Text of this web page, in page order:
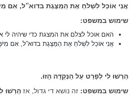
אֲנִי אוֹכֵל לִשְׁלֹחַ אֶת הַמַּצֶּגֶת בדוא”ל, אִם
שימוש במשפט:
האם אוכל לצלם את המצגת כדי שיהיה לי
אֲנִי אוֹכֵל לִשְׁלֹחַ אֶת הַמַּצֶּגֶת בדוא”ל, אִם
הַרְשׁוּ לִי לְפָרֵט עַל הַנְּקֻדָּה הָזוּ.
שימוש במשפט: זה נושא די גדול, אז הַרְשׁוּ